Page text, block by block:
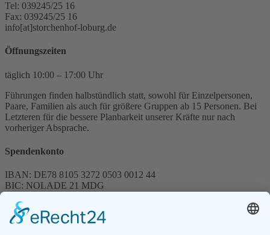
Tel: 039245/25 16
Fax: 039245/25 16
info[at]storchenhof-loburg.de
Öffnungszeiten
täglich 10:00 – 17:00 Uhr
Führungen finden halbstündlich statt, sowohl für Einzelpersonen,
Paare, Familien als auch für größere Gruppen ab 15 Personen. Bei
Letzteren für die bessere Planbarkeit unserer Kräfte nur nach
vorheriger Absprache.
Spendenkonto
IBAN: DE78 8105 3272 0503 0012 44
BIC: NOLADE 21 MDG
Spenden können steuerlich abgesetzt werden